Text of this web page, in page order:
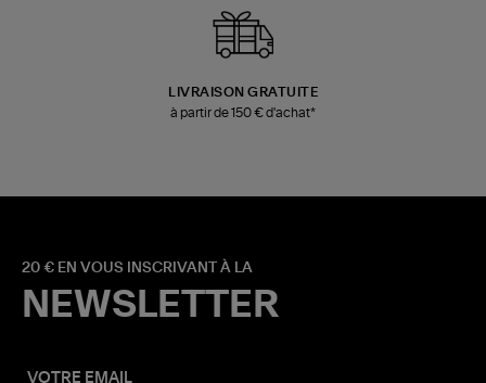
LIVRAISON GRATUITE
à partir de 150 € d'achat*
20 € EN VOUS INSCRIVANT À LA
NEWSLETTER